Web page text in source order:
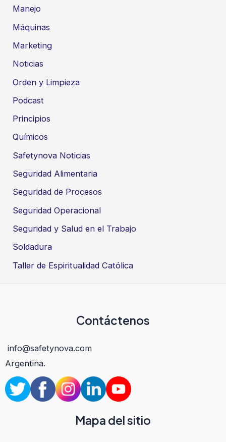
Manejo
Máquinas
Marketing
Noticias
Orden y Limpieza
Podcast
Principios
Químicos
Safetynova Noticias
Seguridad Alimentaria
Seguridad de Procesos
Seguridad Operacional
Seguridad y Salud en el Trabajo
Soldadura
Taller de Espiritualidad Católica
Contáctenos
info@safetynova.com
Argentina.
Mapa del sitio